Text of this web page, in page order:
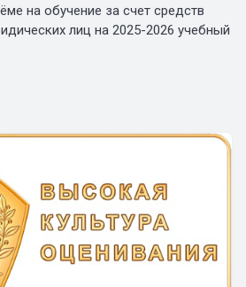
на обучение за счет средств
лиц на 2025-2026 учебный